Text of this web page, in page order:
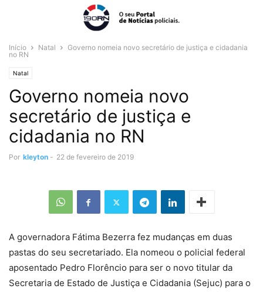
Início Natal
Governo nomeia novo secretário de justiça e cidadania
no RN
Natal
Governo nomeia novo
secretário de justiça e
cidadania no RN
Por kleyton - 22 de fevereiro de 2019
A governadora Fátima Bezerra fez mudanças em duas
pastas do seu secretariado. Ela nomeou o policial federal
aposentado Pedro Florêncio para ser o novo titular da
Secretaria de Estado de Justiça e Cidadania (Sejuc) para o